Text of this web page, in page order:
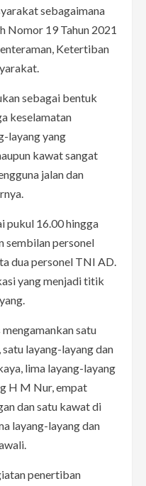
sebagaimana
Nomor 19 Tahun 2021
Ketertiban
sebagai bentuk
keselamatan
layang yang
kawat sangat
jalan dan
pukul 16.00 hingga
sembilan personel
dua personel TNI AD.
yang menjadi titik
satu
layang-layang dan
lima layang-layang
H M Nur, empat
dan satu kawat di
layang-layang dan
penertiban